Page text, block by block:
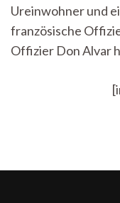
Ureinwohner und
französische
Offizier Don Alvar